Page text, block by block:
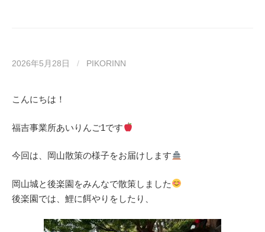
2026年5月28日 / PIKORINN
こんにちは！
福吉事業所あいりんご1です
今回は、岡山散策の様子をお届けします
岡山城と後楽園をみんなで散策しました
後楽園では、鯉に餌やりをしたり、